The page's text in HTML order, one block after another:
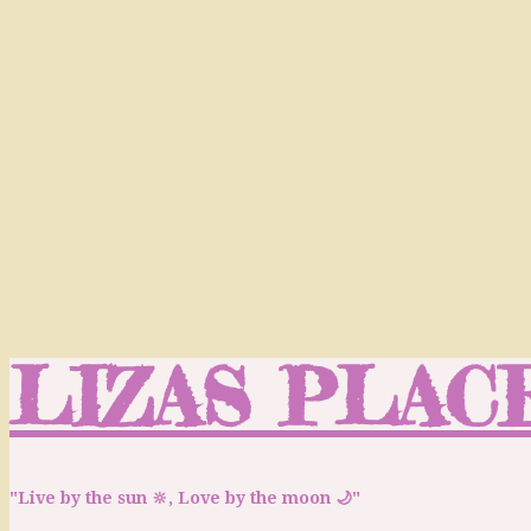
LIZAS
"Live by the sun 🔆, Love by the moon 🌙"